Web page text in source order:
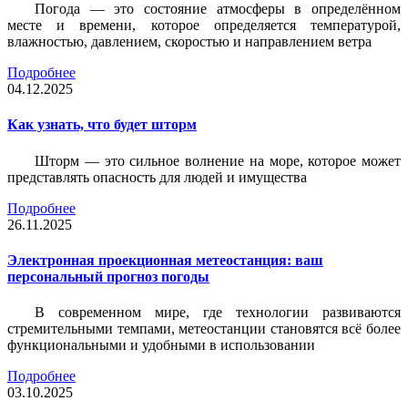
Погода — это состояние атмосферы в определённом
месте и времени, которое определяется температурой,
влажностью, давлением, скоростью и направлением ветра
Подробнее
04.12.2025
Как узнать, что будет шторм
Шторм — это сильное волнение на море, которое может
представлять опасность для людей и имущества
Подробнее
26.11.2025
Электронная проекционная метеостанция: ваш
персональный прогноз погоды
В современном мире, где технологии развиваются
стремительными темпами, метеостанции становятся всё более
функциональными и удобными в использовании
Подробнее
03.10.2025